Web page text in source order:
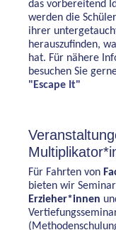
das vorbereitend
werden die
ihrer
herauszufinden,
hat. Für nähere
besuchen Sie
"Escape It"
Für Fahrten von
bieten wir
Erzieher*innen